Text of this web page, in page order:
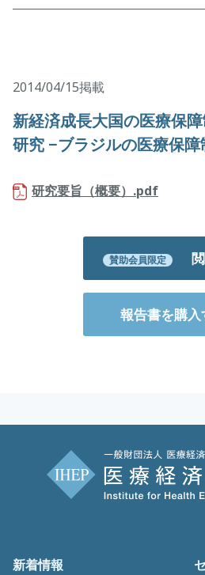
2014/04/15掲載
新経済成長大国の医療保
研究 −ブラジルの医療保
研究要旨（概要）.pdf
賛助会員限定
報告書を購入
新着情報